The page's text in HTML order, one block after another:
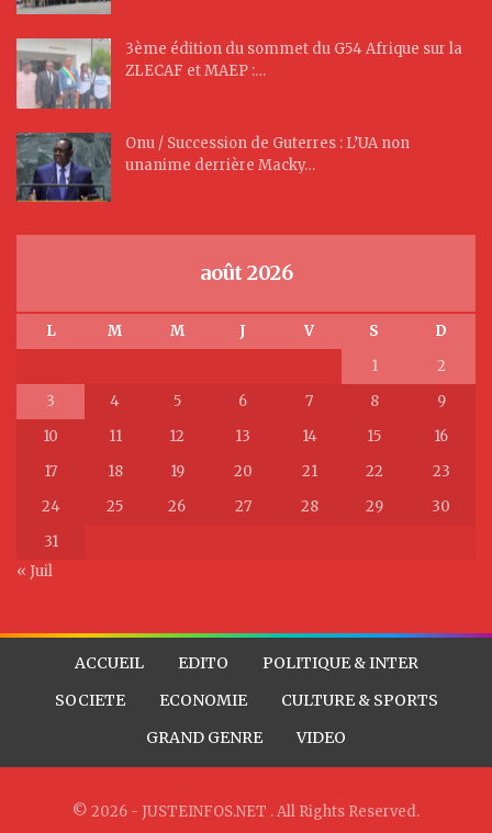
3ème édition du sommet du G54 Afrique sur la
ZLECAF et MAEP :…
Onu / Succession de Guterres : L’UA non
unanime derrière Macky…
août 2026
L M M J V S
D
1
2
3
4 5 6 7 8
9
10
11 12 13 14 15
16
17
18 19 20 21 22
23
24
25 26 27 28 29
30
31
« Juil
ACCUEIL EDITO
POLITIQUE & INTER
SOCIETE
ECONOMIE
CULTURE & SPORTS
GRAND GENRE
VIDEO
© 2026 - JUSTEINFOS.NET . All Rights Reserved.